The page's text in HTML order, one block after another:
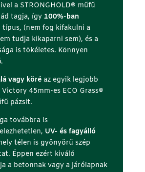
a STRONGHOLD® műfű
tagja, így 100%-ban
típus, (nem fog kifakulni a
tudja kikaparni sem), és a
is tökéletes. Könnyen
vagy köréaz egyik legjobb
Victory 45mm-es ECO Grass®
pázsit.
továbbra is
UV- és fagyálló
télen is gyönyörű szép
Éppen ezért kiváló
a betonnak vagy a járólapnak